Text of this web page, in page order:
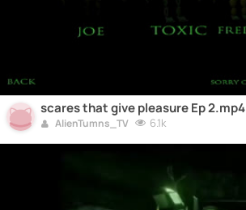
scares that give pleasure Ep 2.mp4
AlienTumns_TV 6.1k